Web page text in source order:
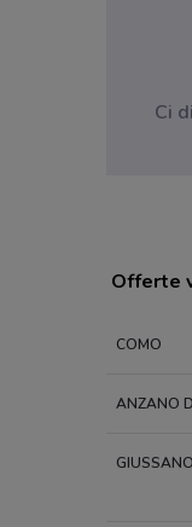
Ci
Offerte
COMO
ANZANO
GIUSSANO